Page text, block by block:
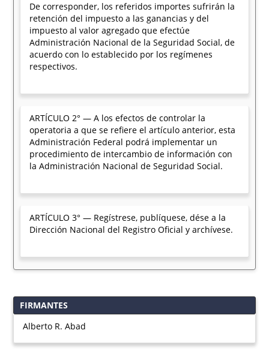
De corresponder, los referidos importes sufrirán la
retención del impuesto a las ganancias y del
impuesto al valor agregado que efectúe
Administración Nacional de la Seguridad Social, de
acuerdo con lo establecido por los regímenes
respectivos.
ARTÍCULO 2° — A los efectos de controlar la
operatoria a que se refiere el artículo anterior, esta
Administración Federal podrá implementar un
procedimiento de intercambio de información con
la Administración Nacional de Seguridad Social.
ARTÍCULO 3° — Regístrese, publíquese, dése a la
Dirección Nacional del Registro Oficial y archívese.
FIRMANTES
Alberto R. Abad